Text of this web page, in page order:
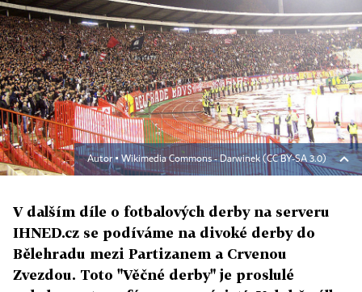
Autor ▪ Wikimedia Commons - Darwinek (CC BY-SA 3.0)
V dalším díle o fotbalových derby na serveru
IHNED.cz se podíváme na divoké derby do
Bělehradu mezi Partizanem a Crvenou
Zvezdou. Toto "Věčné derby" je proslulé